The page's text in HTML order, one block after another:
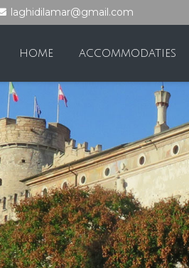
laghidilamar@gmail.com
HOME ACCOMMODATIES